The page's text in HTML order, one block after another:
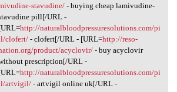
stavudine/- buying cheap lamivudine-
pill[/URL -
http://naturalbloodpressuresolutions.com/pi
clofert/- clofert[/URL - [URL=http://reso-
product/acyclovir/- buy acyclovir
prescription[/URL -
http://naturalbloodpressuresolutions.com/pi
artvigil/- artvigil online uk[/URL -